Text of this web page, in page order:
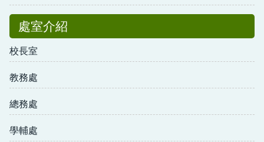
處室介紹
校長室
教務處
總務處
學輔處